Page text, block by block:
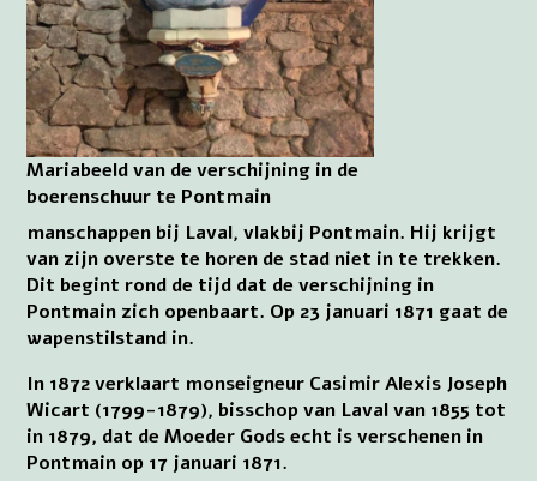
Mariabeeld van de verschijning in de
boerenschuur te Pontmain
manschappen bij Laval, vlakbij Pontmain. Hij krijgt
van zijn overste te horen de stad niet in te trekken.
Dit begint rond de tijd dat de verschijning in
Pontmain zich openbaart. Op 23 januari 1871 gaat de
wapenstilstand in.
In 1872 verklaart monseigneur Casimir Alexis Joseph
Wicart (1799-1879), bisschop van Laval van 1855 tot
in 1879, dat de Moeder Gods echt is verschenen in
Pontmain op 17 januari 1871.